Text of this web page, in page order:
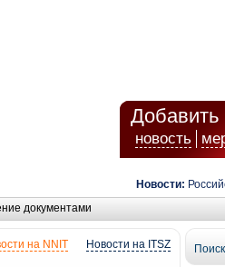
Добавить
новость
Новости:
документами
Новости на ITSZ
на NNIT